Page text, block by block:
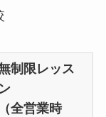
制限レッス
ン
（全営業時